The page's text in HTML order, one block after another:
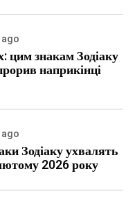
цим знакам Зодіаку
наприкінці
Зодіаку ухвалять
2026 року